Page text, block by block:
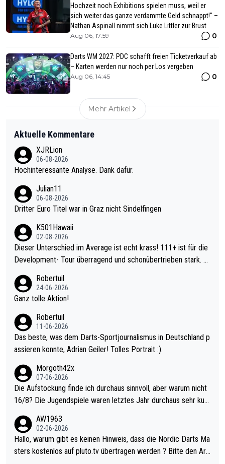
Hochzeit noch Exhibitions spielen muss, weil er
sich weiter das ganze verdammte Geld schnappt!" –
Nathan Aspinall nimmt sich Luke Littler zur Brust
Aug 06, 17:59 0
Darts WM 2027: PDC schafft freien Ticketverkauf ab
– Karten werden nur noch per Los vergeben
Aug 06, 14:45 0
Mehr Artikel
Aktuelle Kommentare
XJRLion
06-08-2026
Hochinteressante Analyse. Dank dafür.
Julian11
06-08-2026
Dritter Euro Titel war in Graz nicht Sindelfingen
K501Hawaii
02-08-2026
Dieser Unterschied im Average ist echt krass! 111+ ist für die
Development- Tour überragend und schonübertrieben stark. U
mal 40+ erst recht. Da gewinnst keinen Blumentopf - ist ja noc
h krasser wie ein Pokalspiel eines Kreisligisten vs einem Bund
Robertuil
24-06-2026
Ganz tolle Aktion!
Robertuil
11-06-2026
Das beste, was dem Darts-Sportjournalismus in Deutschland p
assieren konnte, Adrian Geiler! Tolles Portrait :).
Morgoth42x
07-06-2026
Die Aufstockung finde ich durchaus sinnvoll, aber warum nicht
16/8? Die Jugendspiele waren letztes Jahr durchaus sehr kurz
Allerdings ist Mitchell Lawrie als Nummer 1 der Welt eh qualifi
ziert. Somit ändert die automatische Qualifikation des Weltmei
sters erstmal nichts. Ich denke sie wollen damit für nächstes J
AW1963
02-06-2026
Hallo, warum gibt es keinen Hinweis, dass die Nordic Darts Ma
sters kostenlos auf pluto.tv übertragen werden ? Bitte den Arti